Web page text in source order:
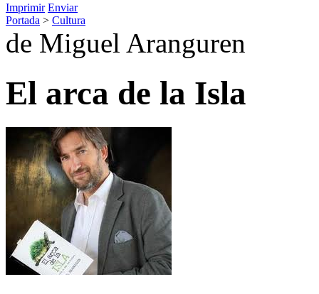
Imprimir Enviar
Portada > Cultura
de Miguel Aranguren
El arca de la Isla